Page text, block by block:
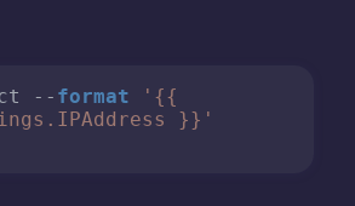
-- format
'{{
}}'